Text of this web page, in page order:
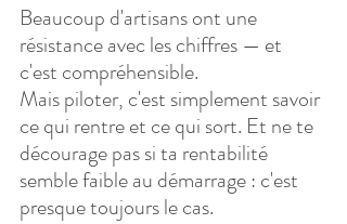
Beaucoup d'artisans ont une
résistance avec les chiffres — et
c'est compréhensible.
Mais piloter, c'est simplement savoir
ce qui rentre et ce qui sort. Et ne te
décourage pas si ta rentabilité
semble faible au démarrage : c'est
presque toujours le cas.